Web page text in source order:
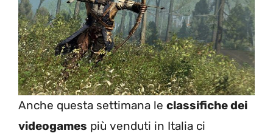
Anche questa settimana le classifiche dei
videogames più venduti in Italia ci